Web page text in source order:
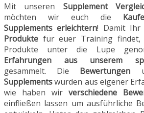
Mit unseren Supplement
möchten wir euch die
Supplements erleichtern! Damit Ihr
Produkte für euer Training findet,
Produkte unter die Lupe
Erfahrungen aus unserem
gesammelt. Die Bewertungen
Supplementswurden aus eigener
wie haben wir verschiedene
einfließen lassen um ausführliche